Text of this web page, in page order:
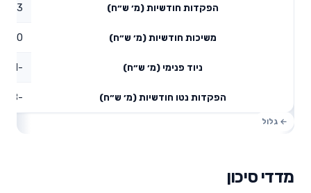
הפקדות חודשיות (מ׳ ש״ח) 0.03
משיכות חודשיות (מ׳ ש״ח) 0
ניוד פנימי (מ׳ ש״ח) -0.61
הפקדות נטו חודשיות (מ׳ ש״ח) -0.58
מדדי סיכון